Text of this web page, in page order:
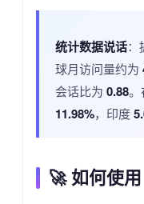
统计数据说话：
球月访问量约为
会话比为 0.88。
11.98%，印度
🚀 如何使